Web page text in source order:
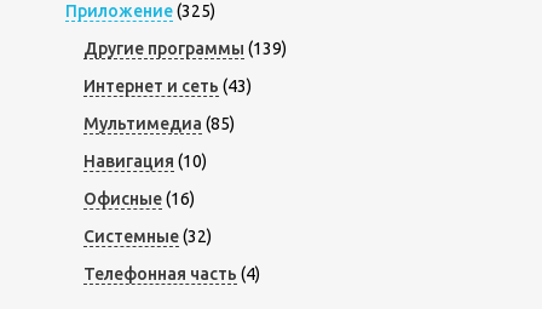
Приложение(325)
Другие программы (139)
Интернет и сеть (43)
Мультимедиа (85)
Навигация (10)
Офисные(16)
Системные(32)
Телефонная часть (4)